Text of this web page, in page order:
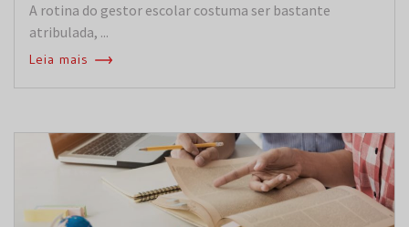
A rotina do gestor escolar costuma ser bastante
atribulada, ...
Leia mais